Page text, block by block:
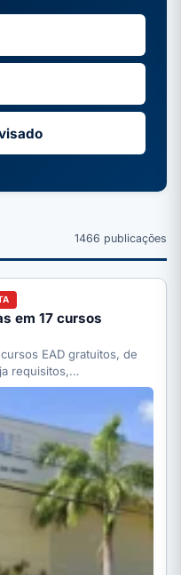
1466 publicações
em 17 cursos
EAD gratuitos, de
requisitos,…